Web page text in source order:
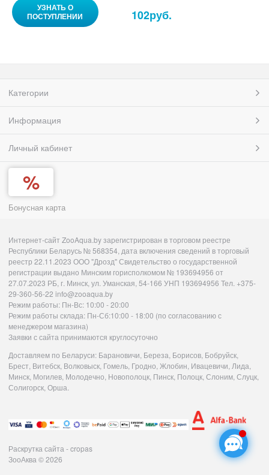
УЗНАТЬ О
ПОСТУПЛЕНИИ
102руб.
Категории
Информация
Личный кабинет
Бонусная карта
Интернет-сайт ZooAqua.by зарегистрирован в торговом реестре
Республики Беларусь № 568354, дата включения сведений в торговый
реестр 22.11.2023 ООО "Дрозд" Свидетельство о государственной
регистрации выдано Минским горисполкомом № 193694956 от
27.07.2023 РБ, г. Минск, ул. Уманская, 54-166 УНП 193694956 Тел. +375-
29-360-56-22 info@zooaqua.by
Режим работы: Пн-Вс: 10:00 - 20:00
Режим работы склада: Пн-Сб:10:00 - 18:00 (по согласованию с
менеджером магазина)
Заявки с сайта принимаются круглосуточно
Доставляем по Беларуси: Барановичи, Береза, Борисов, Бобруйск,
Брест, Витебск, Волковыск, Гомель, Гродно, Жлобин, Ивацевичи, Лида,
Минск, Могилев, Молодечно, Новополоцк, Пинск, Полоцк, Слоним, Слуцк,
Солигорск, Орша.
Раскрутка сайта - cropas
ЗооАква © 2026